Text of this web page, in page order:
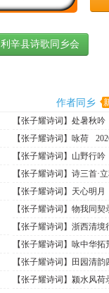
利辛县诗歌同乡会
作者同乡
【张子耀诗词】处暑秋吟
【张子耀诗词】咏荷
【张子耀诗词】山野行吟
【张子耀诗词】诗三首·
【张子耀诗词】天心明
【张子耀诗词】物我同契
【张子耀诗词】浙西清境
【张子耀诗词】咏中华拓
【张子耀诗词】田园清韵
【张子耀诗词】颍水风荷